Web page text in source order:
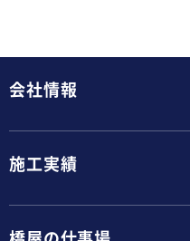
会社情報
施工実績